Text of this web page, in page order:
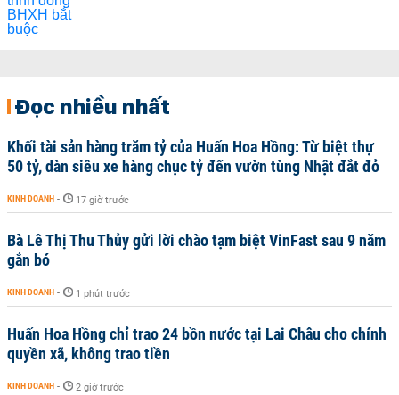
Đọc nhiều nhất
Khối tài sản hàng trăm tỷ của Huấn Hoa Hồng: Từ biệt thự
50 tỷ, dàn siêu xe hàng chục tỷ đến vườn tùng Nhật đắt đỏ
KINH DOANH - 17 giờ trước
Bà Lê Thị Thu Thủy gửi lời chào tạm biệt VinFast sau 9 năm
gắn bó
KINH DOANH - 1 phút trước
Huấn Hoa Hồng chỉ trao 24 bồn nước tại Lai Châu cho chính
quyền xã, không trao tiền
KINH DOANH - 2 giờ trước